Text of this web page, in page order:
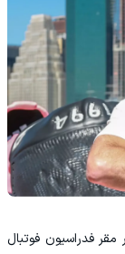
فدراسیون فوتبال